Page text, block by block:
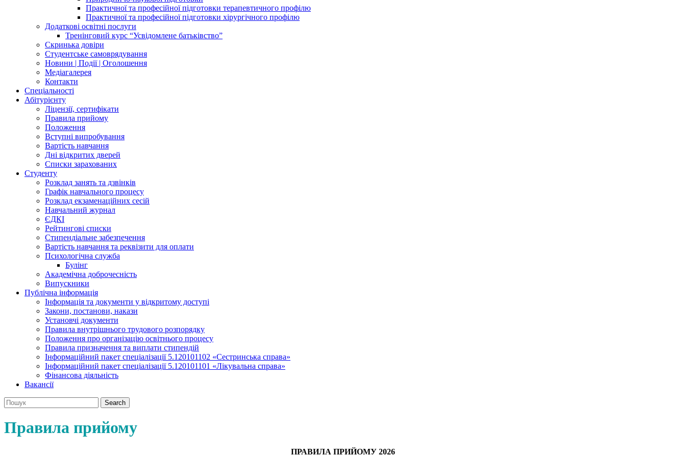
Практичної та професійної підготовки терапевтичного профілю
Практичної та професійної підготовки хірургічного профілю
Додаткові освітні послуги
Тренінговий курс “Усвідомлене батьківство”
Скринька довіри
Студентське самоврядування
Новини | Події | Оголошення
Медіагалерея
Контакти
Спеціальності
Абітурієнту
Ліцензії, сертифікати
Правила прийому
Положення
Вступні випробування
Вартість навчання
Дні відкритих дверей
Списки зарахованих
Студенту
Розклад занять та дзвінків
Графік навчального процесу
Розклад екзаменаційних сесій
Навчальний журнал
ЄДКІ
Рейтингові списки
Стипендіальне забезпечення
Вартість навчання та реквізити для оплати
Психологічна служба
Булінг
Академічна доброчесність
Випускники
Публічна інформація
Інформація та документи у відкритому доступі
Закони, постанови, накази
Установчі документи
Правила внутрішнього трудового розпорядку
Положення про організацію освітнього процесу
Правила призначення та виплати стипендій
Інформаційний пакет спеціалізації 5.120101102 «Сестринська справа»
Інформаційний пакет спеціалізації 5.120101101 «Лікувальна справа»
Фінансова діяльність
Вакансії
Search
Правила прийому
ПРАВИЛА ПРИЙОМУ 2026